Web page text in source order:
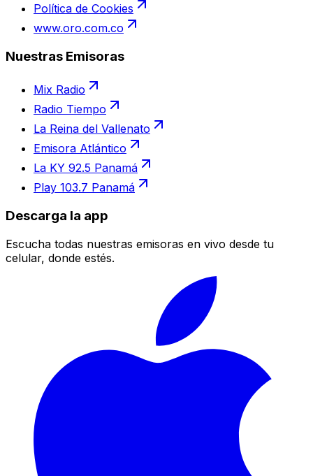
Política de Cookies
www.oro.com.co
Nuestras Emisoras
Mix Radio
Radio Tiempo
La Reina del Vallenato
Emisora Atlántico
La KY 92.5 Panamá
Play 103.7 Panamá
Descarga la app
Escucha todas nuestras emisoras en vivo desde tu
celular, donde estés.